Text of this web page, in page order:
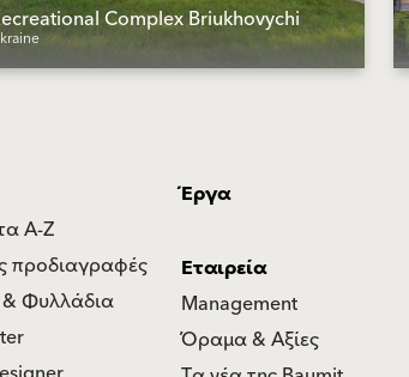
Complex Briukhovychi
Α-Ζ
προδιαγραφές
Φυλλάδια
Έργα
Εταιρεία
Management
Όραμα & Αξίες